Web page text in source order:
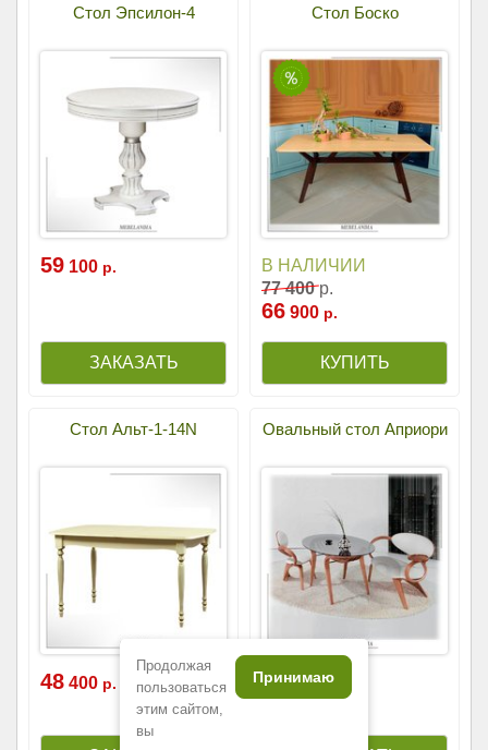
Стол Эпсилон-4
59 100 р.
Стол Боско
В НАЛИЧИИ
77 400р.
66 900 р.
Стол Альт-1-14N
48 400 р.
Овальный стол Априори
139 000р.
Продолжая
пользоваться
этим сайтом,
вы
Принимаю